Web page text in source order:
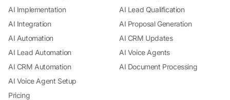
AI Implementation
AI Integration
AI Automation
AI Lead Automation
AI CRM Automation
AI Voice Agent Setup
Pricing
AI Lead Qualification
AI Proposal Generation
AI CRM Updates
AI Voice Agents
AI Document Processing